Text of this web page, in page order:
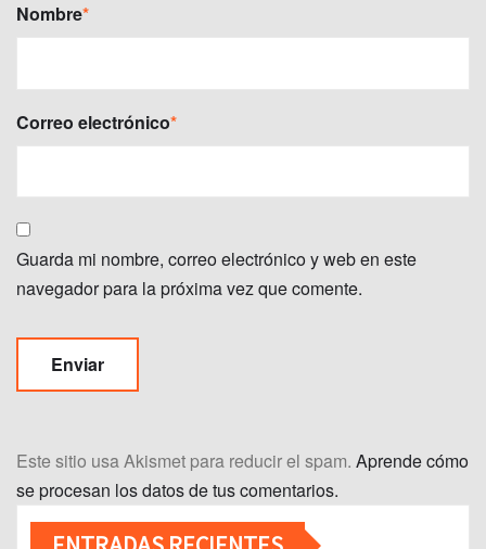
Nombre*
Correo electrónico*
Guarda mi nombre, correo electrónico y web en este
navegador para la próxima vez que comente.
Este sitio usa Akismet para reducir el spam. Aprende cómo
se procesan los datos de tus comentarios.